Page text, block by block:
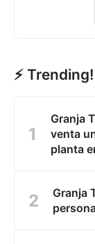
⚡ Trending!
Granja
venta
planta
Granja